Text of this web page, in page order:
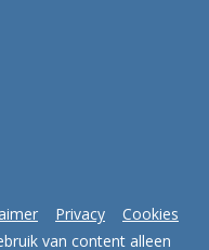
Privacy
Cookies
van content alleen